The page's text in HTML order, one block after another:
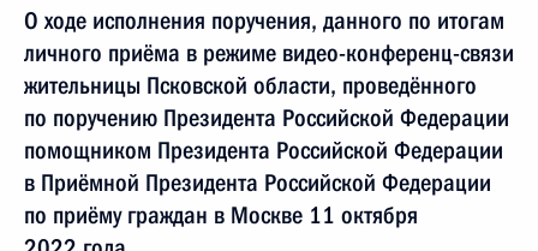
О ходе исполнения поручения, данного по итогам
личного приёма в режиме видео-конференц-связи
жительницы Псковской области, проведённого
по поручению Президента Российской Федерации
помощником Президента Российской Федерации
в Приёмной Президента Российской Федерации
по приёму граждан в Москве 11 октября